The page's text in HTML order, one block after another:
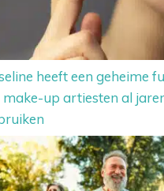
heeft een geheime
make-up artiesten al